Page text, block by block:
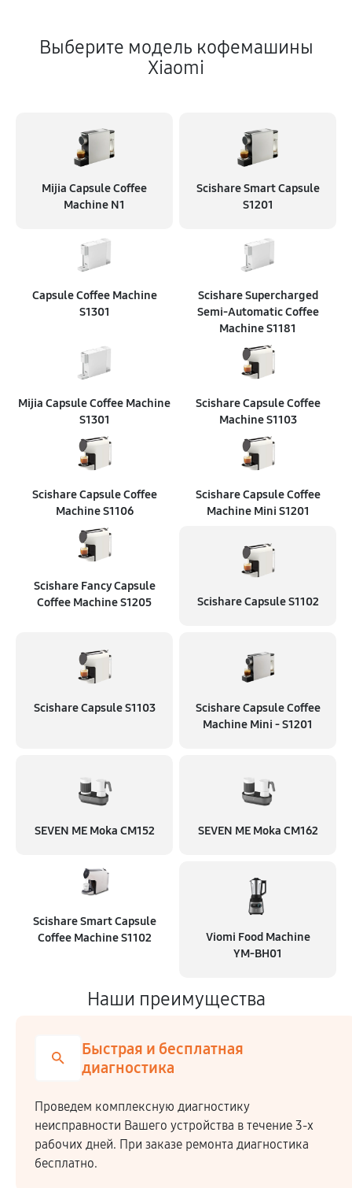
Выберите модель кофемашины
Xiaomi
Mijia Capsule Coffee
Machine N1
Scishare Smart Capsule
S1201
Capsule Coffee Machine
S1301
Scishare Supercharged
Semi‑Automatic Coffee
Machine S1181
Mijia Capsule Coffee Machine
S1301
Scishare Capsule Coffee
Machine S1103
Scishare Capsule Coffee
Machine S1106
Scishare Capsule Coffee
Machine Mini S1201
Scishare Fancy Capsule
Coffee Machine S1205
Scishare Capsule S1102
Scishare Capsule S1103
Scishare Capsule Coffee
Machine Mini - S1201
SEVEN ME Moka CM152 SEVEN ME Moka CM162
Scishare Smart Capsule
Coffee Machine S1102
Viomi Food Machine
YM-BH01
Наши преимущества
Быстрая и бесплатная
диагностика
Проведем комплексную диагностику
неисправности Вашего устройства в течение 3-х
рабочих дней. При заказе ремонта диагностика
бесплатно.